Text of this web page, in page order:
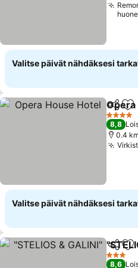
Valitse päivät nähdäksesi
Jaa
4
8,8
0.4
Valitse päivät nähdäksesi
Jaa
3
8,6